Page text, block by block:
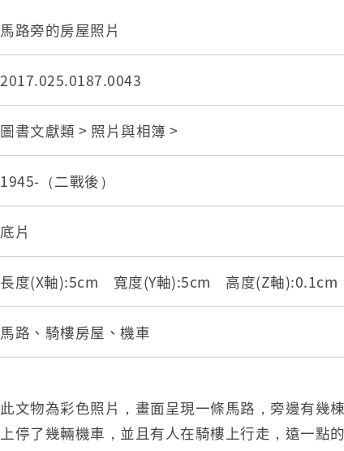
馬路旁的房屋照片
2017.025.0187.0043
圖書文獻類 > 照片與相簿 >
1945-（二戰後）
底片
長度(X軸):5cm 寬度(Y軸):5cm 高度(Z軸
馬路、騎樓房屋、機車
此文物為彩色照片，畫面呈現一條馬路，旁邊有幾
上停了幾輛機車，並且有人在騎樓上行走，遠一點